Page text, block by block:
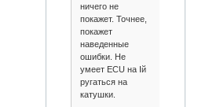
ничего не
покажет. Точнее,
покажет
наведенные
ошибки. Не
умеет ECU на Iй
ругаться на
катушки.